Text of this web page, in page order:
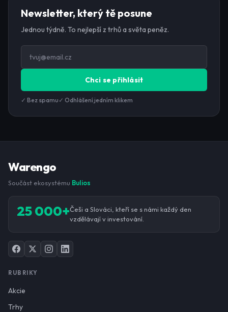
Newsletter, který tě posune
Jednou týdně. To nejlepší z trhů a světa peněz.
Chci se přihlásit
✓ Bez spamu ✓ Odhlášení jedním klikem
Warengo
Součást ekosystému Bulios
25 000+Češi a Slováci, kteří se s námi každý den
vzdělávají v investování.
RUBRIKY
Akcie
Trhy